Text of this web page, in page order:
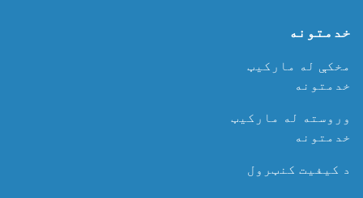
خدمتونه
مخکې له مارکیټ
خدمتونه
وروسته له مارکیټ
خدمتونه
د کیفیت کنټرول